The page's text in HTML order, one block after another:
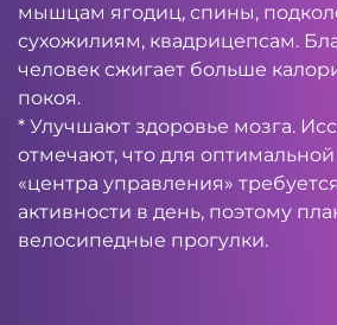
мышцам ягодиц, спины,
сухожилиям, квадрицепсам.
человек сжигает больше
покоя.
* Улучшают здоровье мозга.
отмечают, что для
«центра управления»
активности в день, поэтому
велосипедные прогулки.